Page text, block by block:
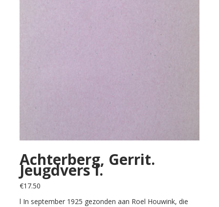
Achterberg, Gerrit.
Jeugdvers I.
€17.50
l In september 1925 gezonden aan Roel Houwink, die